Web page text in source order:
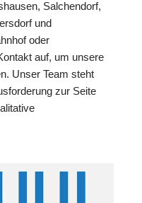
Salchendorf,
und
oder
auf, um unsere
Unser Team steht
zur Seite